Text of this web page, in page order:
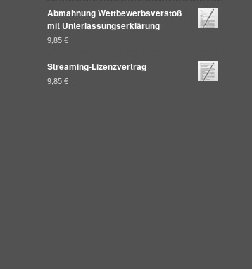
Abmahnung Wettbewerbsverstoß
mit Unterlassungserklärung
9,85€
Streaming-Lizenzvertrag
9,85€